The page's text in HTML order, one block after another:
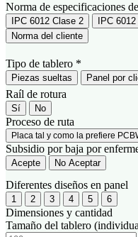
Norma de especificaciones
IPC 6012 Clase 2 IPC
Norma del cliente
Tipo de tablero *
Piezas sueltas Panel por
Raíl de rotura
Sí No
Proceso de ruta
Placa tal y como la prefiere
Subsidio por baja por
Acepte No Aceptar
Diferentes diseños en panel
1 2 3 4 5 6
Dimensiones y cantidad
Tamaño del tablero